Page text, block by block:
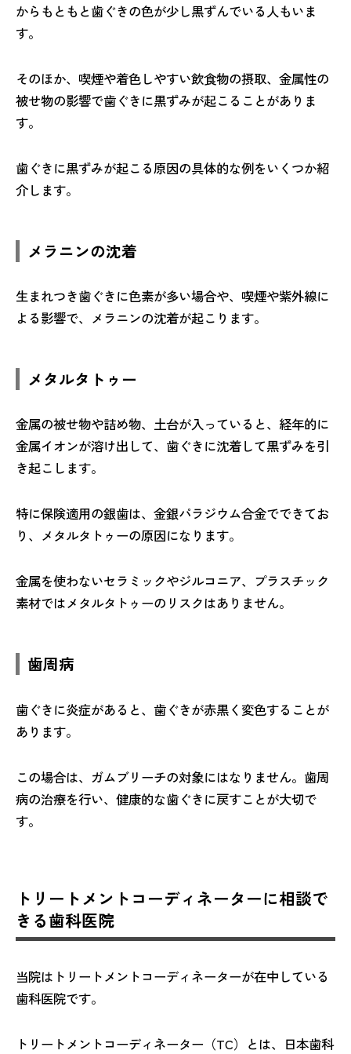
からもともと歯ぐきの色が少し黒ずんでいる人もいま
す。
そのほか、喫煙や着色しやすい飲食物の摂取、金属性の
被せ物の影響で歯ぐきに黒ずみが起こることがありま
す。
歯ぐきに黒ずみが起こる原因の具体的な例をいくつか紹
介します。
メラニンの沈着
生まれつき歯ぐきに色素が多い場合や、喫煙や紫外線に
よる影響で、メラニンの沈着が起こります。
メタルタトゥー
金属の被せ物や詰め物、土台が入っていると、経年的に
金属イオンが溶け出して、歯ぐきに沈着して黒ずみを引
き起こします。
特に保険適用の銀歯は、金銀パラジウム合金でできてお
り、メタルタトゥーの原因になります。
金属を使わないセラミックやジルコニア、プラスチック
素材ではメタルタトゥーのリスクはありません。
歯周病
歯ぐきに炎症があると、歯ぐきが赤黒く変色することが
あります。
この場合は、ガムブリーチの対象にはなりません。歯周
病の治療を行い、健康的な歯ぐきに戻すことが大切で
す。
トリートメントコーディネーターに相談で
きる歯科医院
当院はトリートメントコーディネーターが在中している
歯科医院です。
トリートメントコーディネーター（TC）とは、日本歯科